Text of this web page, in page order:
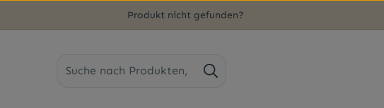
Produkt nicht gefunden?